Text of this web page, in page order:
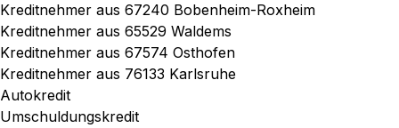
Kreditnehmer aus 67240 Bobenheim-Roxheim
Kreditnehmer aus 65529 Waldems
Kreditnehmer aus 67574 Osthofen
Kreditnehmer aus 76133 Karlsruhe
Autokredit
Umschuldungskredit